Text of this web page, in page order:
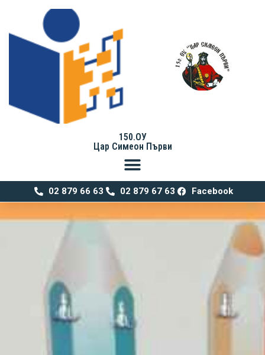
150.ОУ
Цар Симеон Първи
02 879 66 63 02 879 67 63 Facebook